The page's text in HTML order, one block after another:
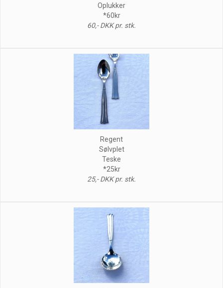
Oplukker
*60kr
60,- DKK pr. stk.
Regent
Sølvplet
Teske
*25kr
25,- DKK pr. stk.